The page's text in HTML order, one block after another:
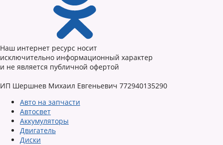
Наш интернет ресурс носит
исключительно информационный характер
и не является публичной офертой
ИП Шершнев Михаил Евгеньевич 772940135290
Авто на запчасти
Автосвет
Аккумуляторы
Двигатель
Диски